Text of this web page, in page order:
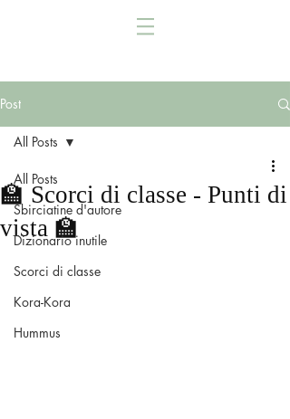
Post
All Posts
Sbirciatine d'autore
Dizionario inutile
Scorci di classe
Kora-Kora
Hummus
All Posts
🏫 Scorci di classe - Punti di
vista 🏫